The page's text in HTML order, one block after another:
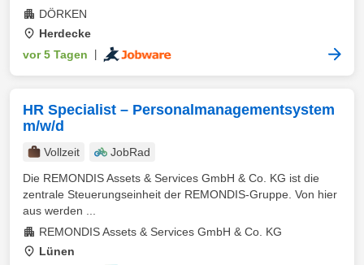
DÖRKEN
Herdecke
vor 5 Tagen
HR Specialist – Personalmanagementsystem
m/w/d
Vollzeit
JobRad
Die REMONDIS Assets & Services GmbH & Co. KG ist die
zentrale Steuerungseinheit der REMONDIS-Gruppe. Von hier
aus werden ...
REMONDIS Assets & Services GmbH & Co. KG
Lünen